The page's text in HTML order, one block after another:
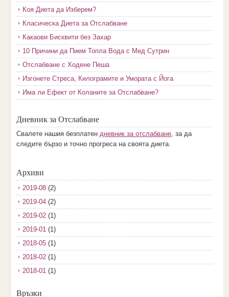
Коя Диета да Изберем?
Класическа Диета за Отслабване
Какаови Бисквити без Захар
10 Причини да Пием Топла Вода с Мед Сутрин
Отслабване с Ходене Пеша
Изгонете Стреса, Килограмите и Умората с Йога
Има ли Ефект от Коланите за Отслабване?
Дневник за Отслабване
Свалете нашия безплатен дневник за отслабване, за да
следите бързо и точно прогреса на своята диета.
Архиви
2019-08(2)
2019-04(2)
2019-02(1)
2019-01 (1)
2018-05(1)
2018-02(1)
2018-01 (1)
Връзки